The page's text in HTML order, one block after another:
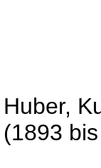
Huber,
(1893